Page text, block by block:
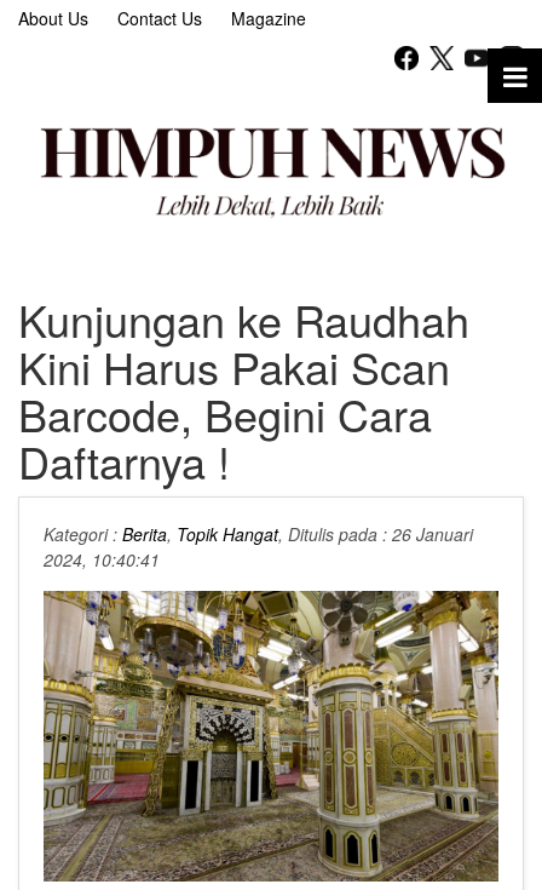
About Us Contact Us Magazine
Kunjungan ke Raudhah
Kini Harus Pakai Scan
Barcode, Begini Cara
Daftarnya !
Kategori : Berita, Topik Hangat, Ditulis pada : 26 Januari
2024, 10:40:41